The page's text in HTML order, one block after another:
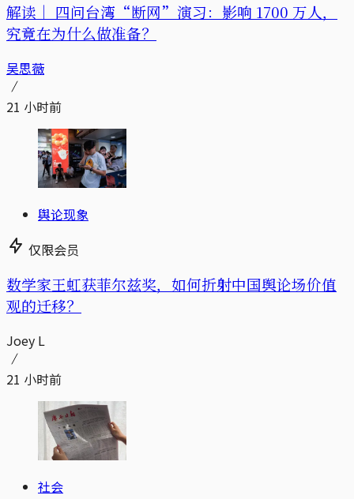
解读｜ 四问台湾“断网”演习：影响 1700 万人，
究竟在为什么做准备？
吴思薇
21 小时前
舆论现象
仅限会员
数学家王虹获菲尔兹奖，如何折射中国舆论场价值
观的迁移？
Joey L
21 小时前
社会